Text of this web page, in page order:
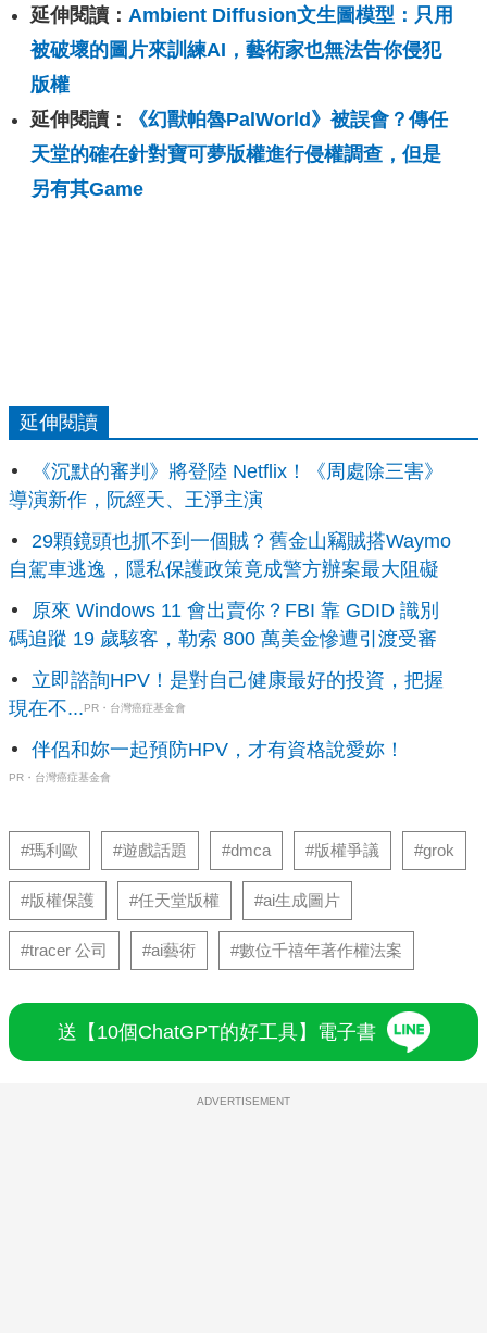
延伸閱讀： Ambient Diffusion文生圖模型：只用
被破壞的圖片來訓練AI，藝術家也無法告你侵犯
版權
延伸閱讀：
《幻獸帕魯PalWorld》被誤會？傳任
天堂的確在針對寶可夢版權進行侵權調查，但是
另有其Game
延伸閱讀
《沉默的審判》將登陸 Netflix！《周處除三害》
導演新作，阮經天、王淨主演
29顆鏡頭也抓不到一個賊？舊金山竊賊搭Waymo
自駕車逃逸，隱私保護政策竟成警方辦案最大阻礙
原來 Windows 11 會出賣你？FBI 靠 GDID 識別
碼追蹤 19 歲駭客，勒索 800 萬美金慘遭引渡受審
立即諮詢HPV！是對自己健康最好的投資，把握
現在不...PR・台灣癌症基金會
伴侶和妳一起預防HPV，才有資格說愛妳！
PR・台灣癌症基金會
#瑪利歐 #遊戲話題 #dmca #版權爭議 #grok
#版權保護 #任天堂版權 #ai生成圖片
#tracer 公司 #ai藝術 #數位千禧年著作權法案
送【10個ChatGPT的好工具】電子書
ADVERTISEMENT